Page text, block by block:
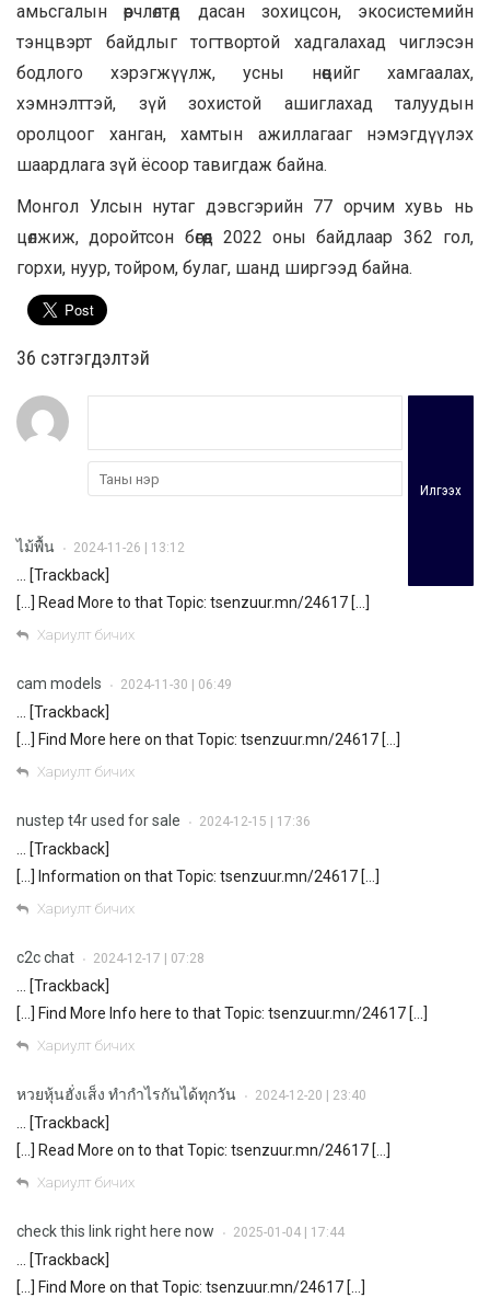
амьсгалын өөрчлөлтөд дасан зохицсон, экосистемийн
тэнцвэрт байдлыг тогтвортой хадгалахад чиглэсэн
бодлого хэрэгжүүлж, усны нөөцийг хамгаалах,
хэмнэлттэй, зүй зохистой ашиглахад талуудын
оролцоог ханган, хамтын ажиллагааг нэмэгдүүлэх
шаардлага зүй ёсоор тавигдаж байна.
Монгол Улсын нутаг дэвсгэрийн 77 орчим хувь нь
цөлжиж, доройтсон бөгөөд 2022 оны байдлаар 362 гол,
горхи, нуур, тойром, булаг, шанд ширгээд байна.
36 cэтгэгдэлтэй
Илгээх
ไม้พื้น • 2024-11-26 | 13:12
… [Trackback]
[…] Read More to that Topic: tsenzuur.mn/24617 […]
Хариулт бичих
cam models • 2024-11-30 | 06:49
… [Trackback]
[…] Find More here on that Topic: tsenzuur.mn/24617 […]
Хариулт бичих
nustep t4r used for sale • 2024-12-15 | 17:36
… [Trackback]
[…] Information on that Topic: tsenzuur.mn/24617 […]
Хариулт бичих
c2c chat • 2024-12-17 | 07:28
… [Trackback]
[…] Find More Info here to that Topic: tsenzuur.mn/24617 […]
Хариулт бичих
หวยหุ้นฮั่งเส็ง ทำกำไรกันได้ทุกวัน • 2024-12-20 | 23:40
… [Trackback]
[…] Read More on to that Topic: tsenzuur.mn/24617 […]
Хариулт бичих
check this link right here now • 2025-01-04 | 17:44
… [Trackback]
[…] Find More on that Topic: tsenzuur.mn/24617 […]